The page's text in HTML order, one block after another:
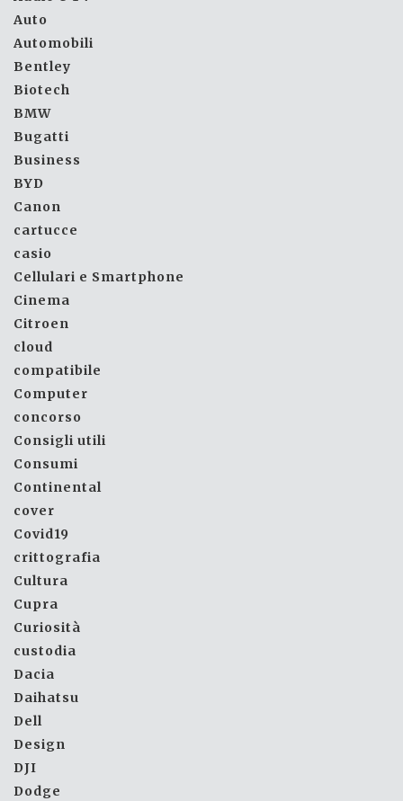
Auto
Automobili
Bentley
Biotech
BMW
Bugatti
Business
BYD
Canon
cartucce
casio
Cellulari e Smartphone
Cinema
Citroen
cloud
compatibile
Computer
concorso
Consigli utili
Consumi
Continental
cover
Covid19
crittografia
Cultura
Cupra
Curiosità
custodia
Dacia
Daihatsu
Dell
Design
DJI
Dodge